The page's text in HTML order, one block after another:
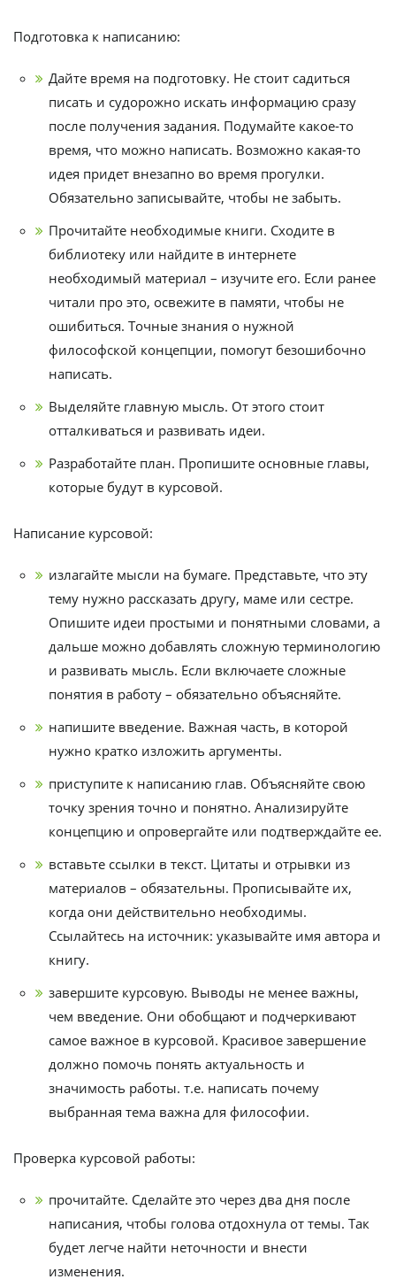
Подготовка к написанию:
Дайте время на подготовку. Не стоит садиться
писать и судорожно искать информацию сразу
после получения задания. Подумайте какое-то
время, что можно написать. Возможно какая-то
идея придет внезапно во время прогулки.
Обязательно записывайте, чтобы не забыть.
Прочитайте необходимые книги. Сходите в
библиотеку или найдите в интернете
необходимый материал – изучите его. Если ранее
читали про это, освежите в памяти, чтобы не
ошибиться. Точные знания о нужной
философской концепции, помогут безошибочно
написать.
Выделяйте главную мысль. От этого стоит
отталкиваться и развивать идеи.
Разработайте план. Пропишите основные главы,
которые будут в курсовой.
Написание курсовой:
излагайте мысли на бумаге. Представьте, что эту
тему нужно рассказать другу, маме или сестре.
Опишите идеи простыми и понятными словами, а
дальше можно добавлять сложную терминологию
и развивать мысль. Если включаете сложные
понятия в работу – обязательно объясняйте.
напишите введение. Важная часть, в которой
нужно кратко изложить аргументы.
приступите к написанию глав. Объясняйте свою
точку зрения точно и понятно. Анализируйте
концепцию и опровергайте или подтверждайте ее.
вставьте ссылки в текст. Цитаты и отрывки из
материалов – обязательны. Прописывайте их,
когда они действительно необходимы.
Ссылайтесь на источник: указывайте имя автора и
книгу.
завершите курсовую. Выводы не менее важны,
чем введение. Они обобщают и подчеркивают
самое важное в курсовой. Красивое завершение
должно помочь понять актуальность и
значимость работы. т.е. написать почему
выбранная тема важна для философии.
Проверка курсовой работы:
прочитайте. Сделайте это через два дня после
написания, чтобы голова отдохнула от темы. Так
будет легче найти неточности и внести
изменения.